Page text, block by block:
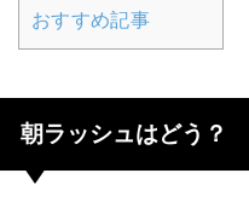
おすすめ記事
朝ラッシュはどう？